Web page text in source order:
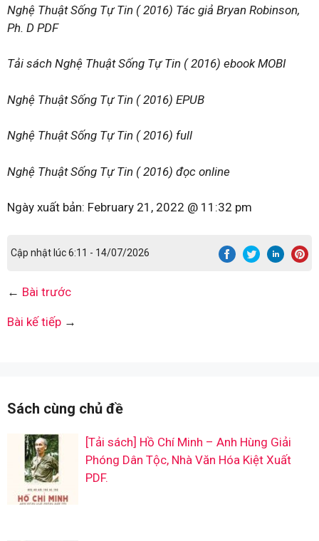
Nghệ Thuật Sống Tự Tin ( 2016) Tác giả Bryan Robinson,
Ph. D PDF
Tải sách Nghệ Thuật Sống Tự Tin ( 2016) ebook MOBI
Nghệ Thuật Sống Tự Tin ( 2016) EPUB
Nghệ Thuật Sống Tự Tin ( 2016) full
Nghệ Thuật Sống Tự Tin ( 2016) đọc online
Ngày xuất bản: February 21, 2022 @ 11:32 pm
Cập nhật lúc 6:11 - 14/07/2026
← Bài trước
Bài kế tiếp →
Sách cùng chủ đề
[Tải sách] Hồ Chí Minh – Anh Hùng Giải
Phóng Dân Tộc, Nhà Văn Hóa Kiệt Xuất
PDF.